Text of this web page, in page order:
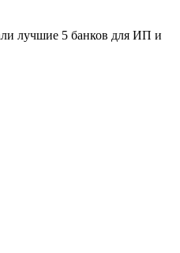
лучшие 5 банков для ИП и